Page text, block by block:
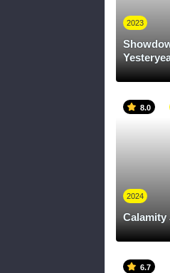
2023
8.0
2024
Calamity
6.7